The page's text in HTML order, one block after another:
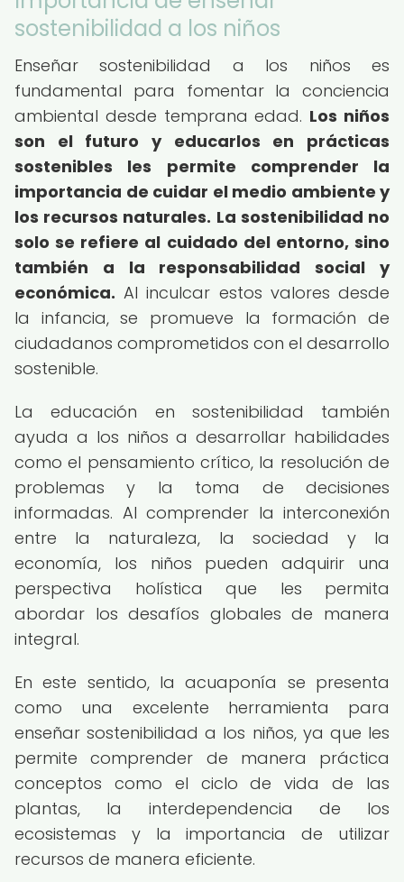
sostenibilidad a los niños
Enseñar sostenibilidad a los niños es
fundamental para fomentar la conciencia
ambiental desde temprana edad. Los niños
son el futuro y educarlos en prácticas
sostenibles les permite comprender la
importancia de cuidar el medio ambiente y
los recursos naturales. La sostenibilidad no
solo se refiere al cuidado del entorno, sino
también a la responsabilidad social y
económica. Al inculcar estos valores desde
la infancia, se promueve la formación de
ciudadanos comprometidos con el desarrollo
sostenible.
La educación en sostenibilidad también
ayuda a los niños a desarrollar habilidades
como el pensamiento crítico, la resolución de
problemas y la toma de decisiones
informadas. Al comprender la interconexión
entre la naturaleza, la sociedad y la
economía, los niños pueden adquirir una
perspectiva holística que les permita
abordar los desafíos globales de manera
integral.
En este sentido, la acuaponía se presenta
como una excelente herramienta para
enseñar sostenibilidad a los niños, ya que les
permite comprender de manera práctica
conceptos como el ciclo de vida de las
plantas, la interdependencia de los
ecosistemas y la importancia de utilizar
recursos de manera eficiente.